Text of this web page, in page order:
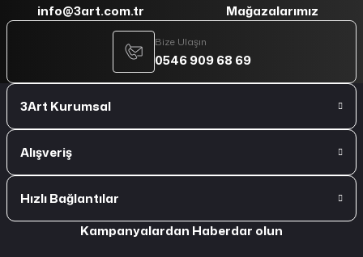
info@3art.com.tr Mağazalarımız
Bize Ulaşın
0546 909 68 69
3Art Kurumsal
Alışveriş
Hızlı Bağlantılar
Kampanyalardan Haberdar olun